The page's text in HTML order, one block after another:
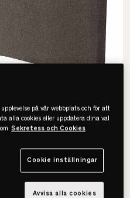
på vår webbplats och för att
alla cookies eller uppdatera dina val
Sekretess och Cookies
Cookie inställningar
Avvisa alla cookies